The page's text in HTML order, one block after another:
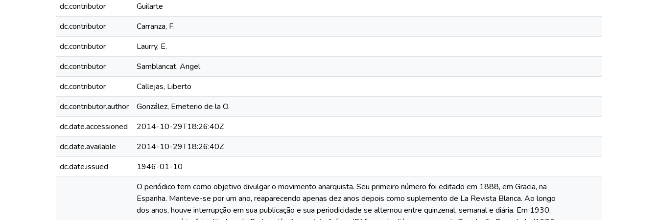
dc.contributor
Guilarte
dc.contributor
Carranza, F.
dc.contributor
Laurry, E.
dc.contributor
Samblancat, Angel
dc.contributor
Callejas, Liberto
dc.contributor.author
González, Emeterio de la O.
dc.date.accessioned
2014-10-29T18:26:40Z
dc.date.available
2014-10-29T18:26:40Z
dc.date.issued
1946-01-10
O periódico tem como objetivo divulgar o movimento anarquista. Seu primeiro número foi editado em 1888, em Gracia, na
Espanha. Manteve-se por um ano, reaparecendo apenas dez anos depois como suplemento de La Revista Blanca. Ao longo
dos anos, houve interrupção em sua publicação e sua periodicidade se alternou entre quinzenal, semanal e diária. Em 1930,